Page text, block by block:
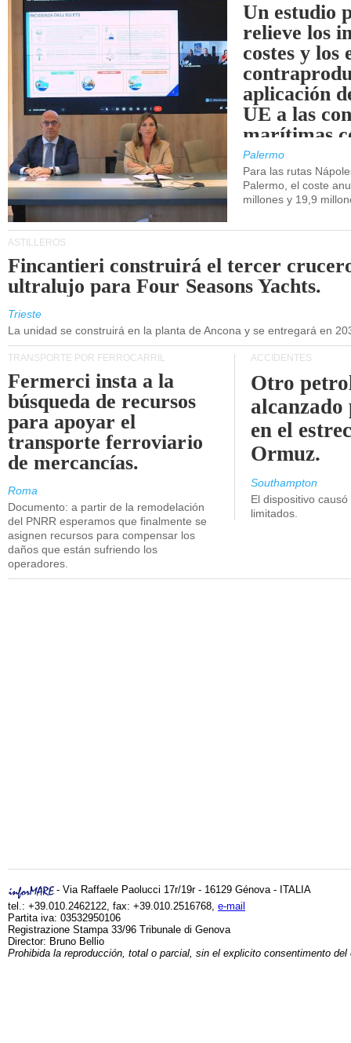
Un estudio
relieve los
costes y los
aplicación
UE a las
marítimas
de Sicilia.
Palermo
Para las rutas
Palermo, el coste
millones y 19,9
ASTILLEROS
Fincantieri construirá el tercer
ultralujo para Four Seasons Yachts.
Trieste
La unidad se construirá en la planta de Ancona y se entregará en
TRANSPORTE POR FERROCARRIL
Fermerci insta a la
búsqueda de recursos
para apoyar el
transporte ferroviario
de mercancías.
Roma
Documento: a partir de la remodelación
del PNRR esperamos que finalmente se
asignen recursos para compensar los
daños que están sufriendo los
operadores.
ACCIDENTES
Otro
en el
Ormuz.
Southampton
El dispositivo
limitados.
- Via Raffaele Paolucci 17r/19r - 16129 Génova - ITALIA
tel.: +39.010.2462122, fax: +39.010.2516768, e-mail
Partita iva: 03532950106
Registrazione Stampa 33/96 Tribunale di Genova
Director: Bruno Bellio
Prohibida la reproducción, total o parcial, sin el explicito consentimento del